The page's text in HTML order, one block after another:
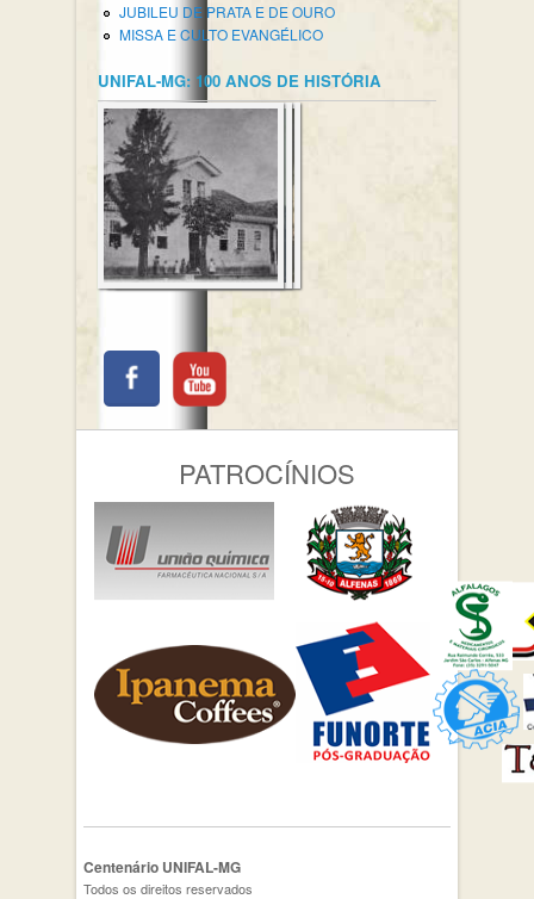
JUBILEU DE PRATA E DE OURO
MISSA E CULTO EVANGÉLICO
UNIFAL-MG: 100 ANOS DE HISTÓRIA
PATROCÍNIOS
Centenário UNIFAL-MG
Todos os direitos reservados